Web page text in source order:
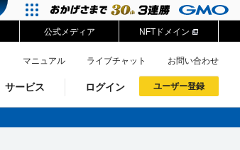
公式メディア NFTドメイン
サービス
マニュアル ライブチャット お問い合わせ
ログイン ユーザー登録